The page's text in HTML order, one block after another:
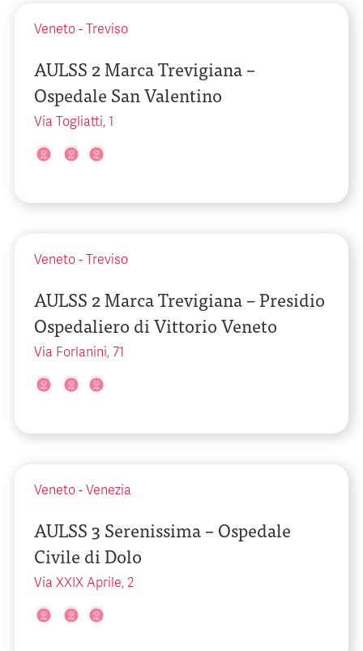
Veneto - Treviso
AULSS 2 Marca Trevigiana –
Ospedale San Valentino
Via Togliatti, 1
Veneto - Treviso
AULSS 2 Marca Trevigiana – Presidio
Ospedaliero di Vittorio Veneto
Via Forlanini, 71
Veneto - Venezia
AULSS 3 Serenissima – Ospedale
Civile di Dolo
Via XXIX Aprile, 2